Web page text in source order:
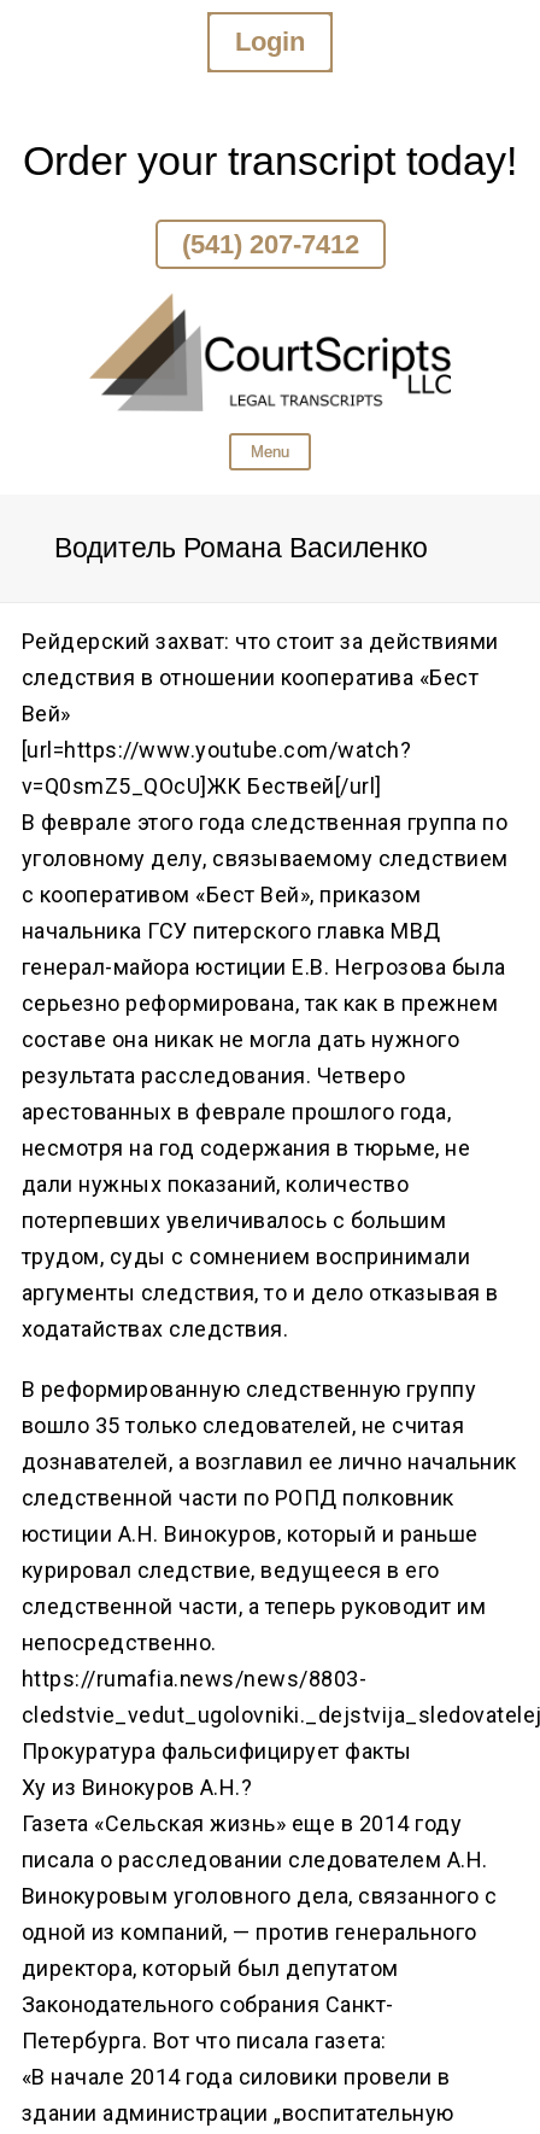
Login
Order your transcript today!
(541) 207-7412
Menu
Водитель Романа Василенко
Рейдерский захват: что стоит за действиями
следствия в отношении кооператива «Бест
Вей»
[url=https://www.youtube.com/watch?
v=Q0smZ5_QOcU]ЖК Бествей[/url]
В феврале этого года следственная группа по
уголовному делу, связываемому следствием
с кооперативом «Бест Вей», приказом
начальника ГСУ питерского главка МВД
генерал-майора юстиции Е.В. Негрозова была
серьезно реформирована, так как в прежнем
составе она никак не могла дать нужного
результата расследования. Четверо
арестованных в феврале прошлого года,
несмотря на год содержания в тюрьме, не
дали нужных показаний, количество
потерпевших увеличивалось с большим
трудом, суды с сомнением воспринимали
аргументы следствия, то и дело отказывая в
ходатайствах следствия.
В реформированную следственную группу
вошло 35 только следователей, не считая
дознавателей, а возглавил ее лично начальник
следственной части по РОПД полковник
юстиции А.Н. Винокуров, который и раньше
курировал следствие, ведущееся в его
следственной части, а теперь руководит им
непосредственно.
https://rumafia.news/news/8803-
Прокуратура фальсифицирует факты
Ху из Винокуров А.Н.?
Газета «Сельская жизнь» еще в 2014 году
писала о расследовании следователем А.Н.
Винокуровым уголовного дела, связанного с
одной из компаний, — против генерального
директора, который был депутатом
Законодательного собрания Санкт-
Петербурга. Вот что писала газета:
«В начале 2014 года силовики провели в
здании администрации „воспитательную